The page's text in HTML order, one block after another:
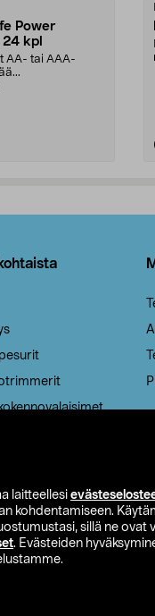
laitteellesi
kohdentamiseen.
sillä ne ovat
. Evästeiden
Power
kpl
AA- tai AAA-